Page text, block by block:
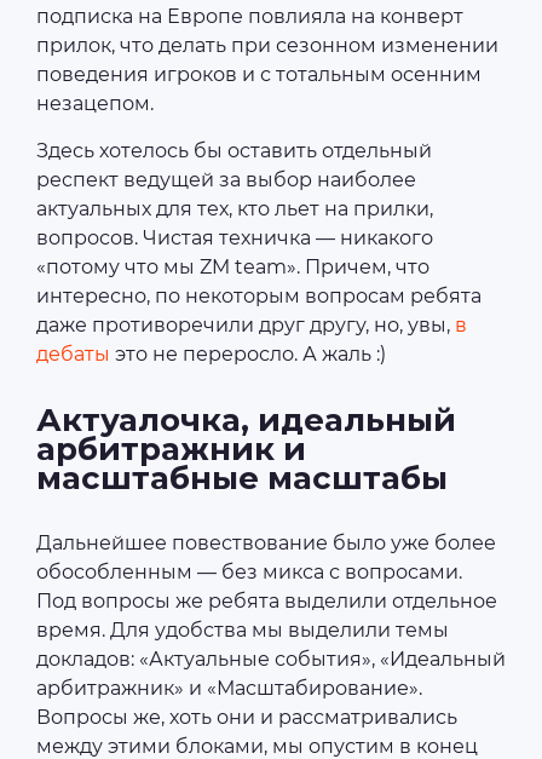
подписка на Европе повлияла на конверт
прилок, что делать при сезонном изменении
поведения игроков и с тотальным осенним
незацепом.
Здесь хотелось бы оставить отдельный
респект ведущей за выбор наиболее
актуальных для тех, кто льет на прилки,
вопросов. Чистая техничка — никакого
«потому что мы ZM team». Причем, что
интересно, по некоторым вопросам ребята
даже противоречили друг другу, но, увы, в
дебаты это не переросло. А жаль :)
Актуалочка, идеальный
арбитражник и
масштабные масштабы
Дальнейшее повествование было уже более
обособленным — без микса с вопросами.
Под вопросы же ребята выделили отдельное
время. Для удобства мы выделили темы
докладов: «Актуальные события», «Идеальный
арбитражник» и «Масштабирование».
Вопросы же, хоть они и рассматривались
между этими блоками, мы опустим в конец